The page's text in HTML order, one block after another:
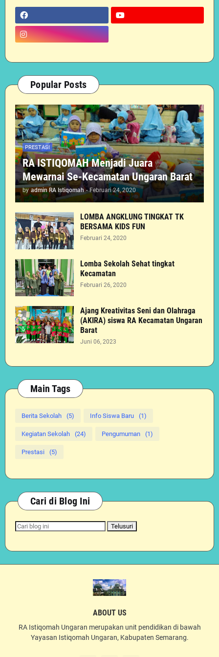
Popular Posts
PRESTASI
RA ISTIQOMAH Menjadi Juara
Mewarnai Se-Kecamatan Ungaran Barat
by admin RA Istiqomah - Februari 24, 2020
LOMBA ANGKLUNG TINGKAT TK
BERSAMA KIDS FUN
Februari 24, 2020
Lomba Sekolah Sehat tingkat
Kecamatan
Februari 26, 2020
Ajang Kreativitas Seni dan Olahraga
(AKIRA) siswa RA Kecamatan Ungaran
Barat
Juni 06, 2023
Main Tags
Berita Sekolah (5) Info Siswa Baru (1)
Kegiatan Sekolah (24) Pengumuman (1)
Prestasi (5)
Cari di Blog Ini
ABOUT US
RA Istiqomah Ungaran merupakan unit pendidikan di bawah
Yayasan Istiqomah Ungaran, Kabupaten Semarang.